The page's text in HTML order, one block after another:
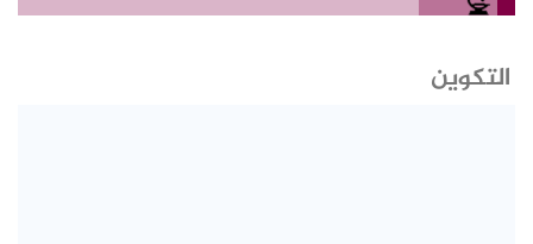
التكوين